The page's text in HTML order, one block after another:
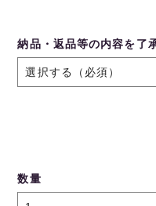
納品・返品等の内容を了
数量